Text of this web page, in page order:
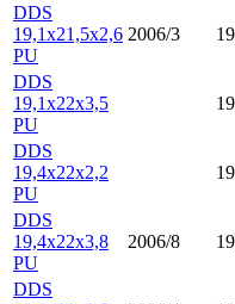
DDS
19,1x21,5x2,6
PU
2006/3
DDS
19,1x22x3,5
PU
DDS
19,4x22x2,2
PU
DDS
19,4x22x3,8
PU
2006/8
DDS